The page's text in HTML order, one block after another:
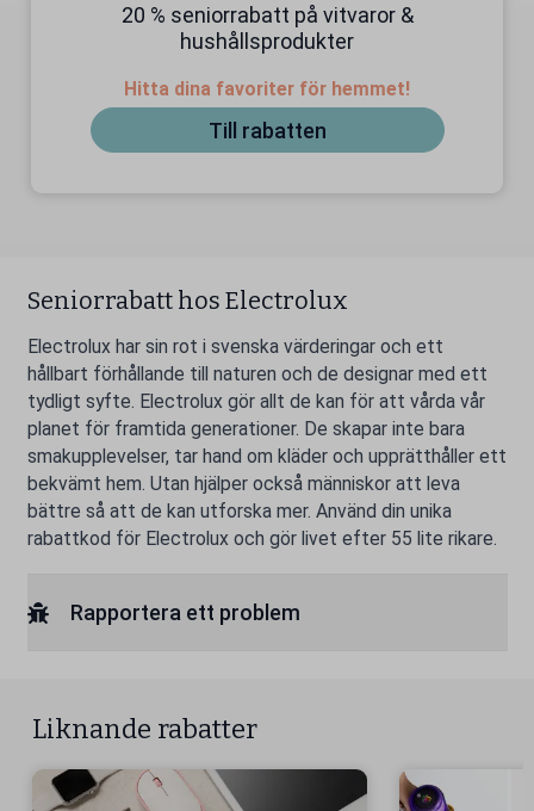
20 % seniorrabatt på vitvaror &
hushållsprodukter
Hitta dina favoriter för hemmet!
Till rabatten
Seniorrabatt hos Electrolux
Electrolux har sin rot i svenska värderingar och ett
hållbart förhållande till naturen och de designar med ett
tydligt syfte. Electrolux gör allt de kan för att vårda vår
planet för framtida generationer. De skapar inte bara
smakupplevelser, tar hand om kläder och upprätthåller ett
bekvämt hem. Utan hjälper också människor att leva
bättre så att de kan utforska mer. Använd din unika
rabattkod för Electrolux och gör livet efter 55 lite rikare.
Rapportera ett problem
Liknande rabatter